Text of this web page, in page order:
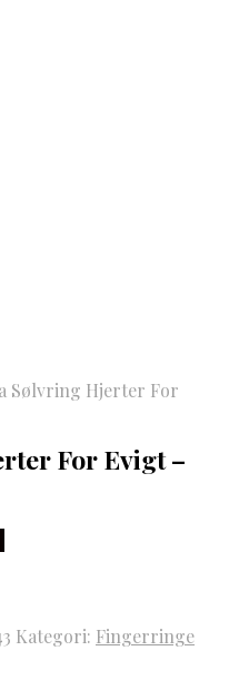
Sølvring Hjerter For
For Evigt –
Kategori: Fingerringe